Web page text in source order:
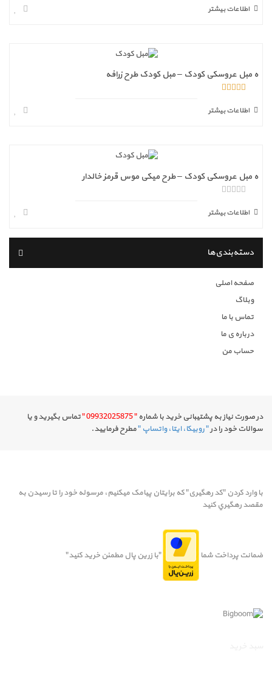
ز
5
اطلاعات بیشتر
ه مبل عروسکی کودک – مبل کودک طرح زرافه
از 5 اطلاعات بیشتر
ه مبل عروسکی کودک – طرح میکی موس قرمز خالدار
ز
5
اطلاعات بیشتر
دسته‌بندی‌ها
صفحه اصلی
وبلاگ
تماس با ما
درباره ی ما
حساب من
در صورت نیاز به پشتیبانی خرید با شماره " 09932025875 "
تماس بگیرید و یا
سوالات خود را در" روبیکا، ایتا، واتساپ "مطرح فرمایید.
با وارد کردن "کد رهگیری" که برایتان پیامک میکنیم، مرسوله خود را تا رسيدن به
مقصد رهگيري کنيد
ضمانت پرداخت شما "با زرین پال مطمئن خرید کنید"